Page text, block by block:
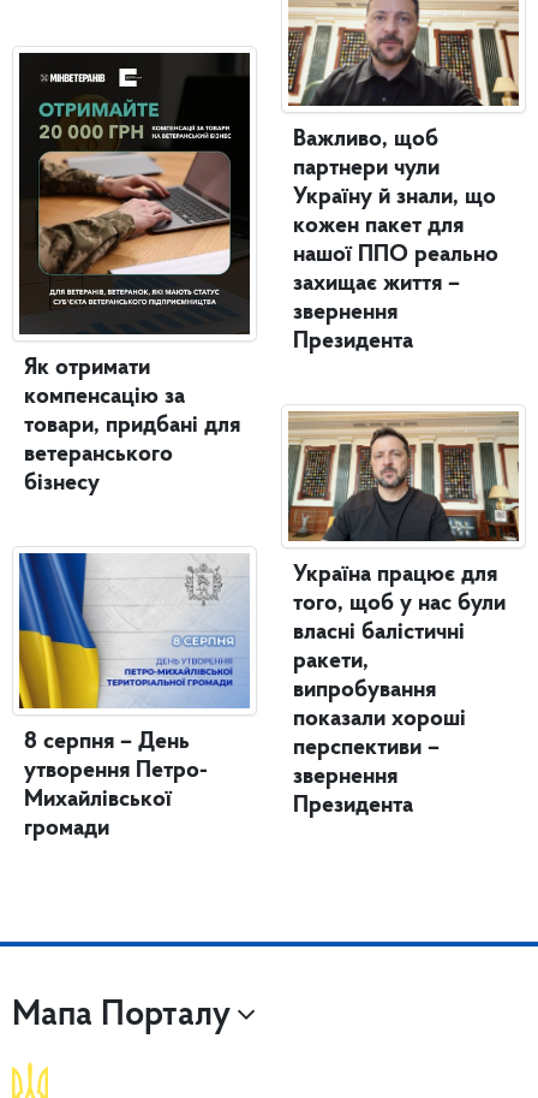
Як отримати
компенсацію за
товари, придбані для
ветеранського
бізнесу
8 серпня – День
утворення Петро-
Михайлівської
громади
Важливо, щоб
партнери чули
Україну й знали, що
кожен пакет для
нашої ППО реально
захищає життя –
звернення
Президента
Україна працює для
того, щоб у нас були
власні балістичні
ракети,
випробування
показали хороші
перспективи –
звернення
Президента
Мапа Порталу